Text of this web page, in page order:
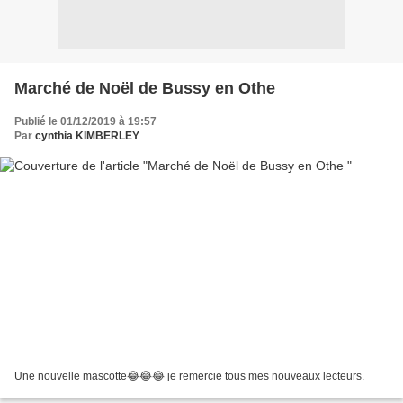
Marché de Noël de Bussy en Othe
Publié le 01/12/2019 à 19:57
Par cynthia KIMBERLEY
Une nouvelle mascotte😂😂😂 je remercie tous mes nouveaux lecteurs.